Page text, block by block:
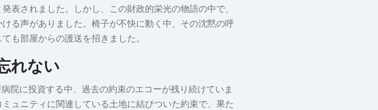
表されました。しかし、この財政的栄光の物語の中で、
ける声がありました。椅子が不快に動く中、その沈黙の呼
も部屋からの護送を招きました。
れない
院に投資する中、過去の約束のエコーが残り続けていま
ュニティに関連している土地に結びついた約束で、果た